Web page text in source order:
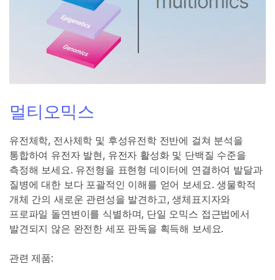
멀티오믹스
유전체학, 전사체학 및 후성유전학 전반에 걸쳐 분석을
통합하여 유전자 발현, 유전자 활성화 및 단백질 수준을
측정해 보세요. 유전형을 표현형 데이터에 연결하여 발달과
질병에 대한 보다 포괄적인 이해를 얻어 보세요. 생물학적
개체 간의 새로운 관련성을 발견하고, 생체표지자와
프로파일 돌연변이를 식별하며, 단일 오믹스 접근법에서
발견되지 않은 완전한 세포 판독을 획득해 보세요.
관련 제품: